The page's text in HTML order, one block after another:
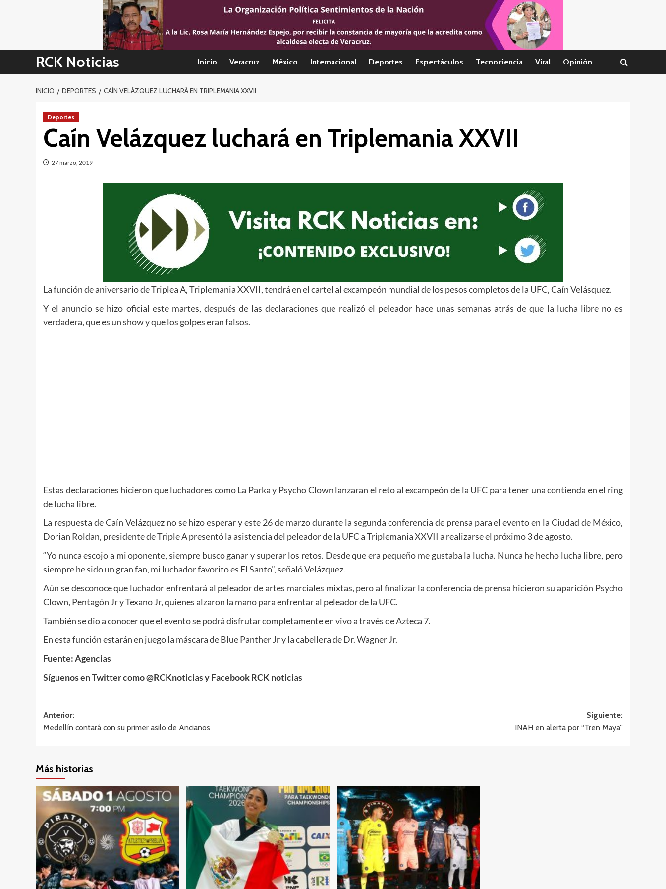
RCK Noticias Inicio Veracruz México Internacional Deportes Espectáculos Tecnociencia Viral Opinión
INICIO DEPORTES CAÍN VELÁZQUEZ LUCHARÁ EN TRIPLEMANIA XXVII
Deportes
Caín Velázquez luchará en Triplemania XXVII
27 marzo, 2019
La función de aniversario de Triplea A, Triplemania XXVII, tendrá en el cartel al excampeón mundial de los pesos completos de la UFC, Caín Velásquez.
Y el anuncio se hizo oficial este martes, después de las declaraciones que realizó el peleador hace unas semanas atrás de que la lucha libre no es
verdadera, que es un show y que los golpes eran falsos.
Estas declaraciones hicieron que luchadores como La Parka y Psycho Clown lanzaran el reto al excampeón de la UFC para tener una contienda en el ring
de lucha libre.
La respuesta de Caín Velázquez no se hizo esperar y este 26 de marzo durante la segunda conferencia de prensa para el evento en la Ciudad de México,
Dorian Roldan, presidente de Triple A presentó la asistencia del peleador de la UFC a Triplemania XXVII a realizarse el próximo 3 de agosto.
“Yo nunca escojo a mi oponente, siempre busco ganar y superar los retos. Desde que era pequeño me gustaba la lucha. Nunca he hecho lucha libre, pero
siempre he sido un gran fan, mi luchador favorito es El Santo”, señaló Velázquez.
Aún se desconoce que luchador enfrentará al peleador de artes marciales mixtas, pero al finalizar la conferencia de prensa hicieron su aparición Psycho
Clown, Pentagón Jr y Texano Jr, quienes alzaron la mano para enfrentar al peleador de la UFC.
También se dio a conocer que el evento se podrá disfrutar completamente en vivo a través de Azteca 7.
En esta función estarán en juego la máscara de Blue Panther Jr y la cabellera de Dr. Wagner Jr.
Fuente: Agencias
Síguenos en Twitter como @RCKnoticias y Facebook RCK noticias
Navegación
de
Anterior:
Medellín contará con su primer asilo de Ancianos
Siguiente:
INAH en alerta por “Tren Maya”
Más historias